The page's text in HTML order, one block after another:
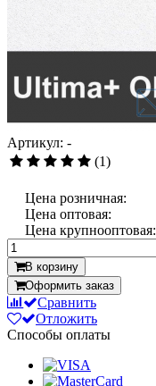
Артикул: -
(1)
Цена розничная:
Цена оптовая:
Цена крупнооптовая:
В корзину
Оформить заказ
Сравнить
Отложить
Способы оплаты